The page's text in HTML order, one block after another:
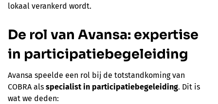
lokaal verankerd wordt.
De rol van Avansa: expertise
in participatiebegeleiding
Avansa speelde een rol bij de totstandkoming van
COBRA als specialist in participatiebegeleiding. Dit is
wat we deden: